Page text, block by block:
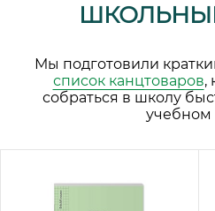
Мы подготовили
список канцтоваров,
собраться в школу
учебном